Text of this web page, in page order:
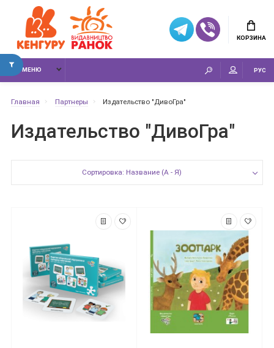
КОРЗИНА
МЕНЮ РУС
Главная Партнеры Издательство "ДивоГра"
Издательство "ДивоГра"
Сортировка: Название (А - Я)